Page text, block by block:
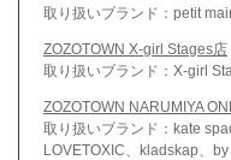
取り扱いブランド：petit
ZOZOTOWN X-girl Stages店
取り扱いブランド：X-girl
ZOZOTOWN NARUMIYA
取り扱いブランド：kate
LOVETOXIC、kladskap、